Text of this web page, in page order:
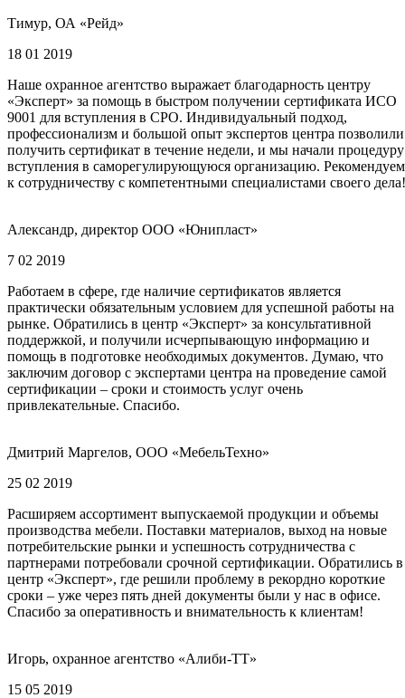
Тимур, ОА «Рейд»
18 01 2019
Наше охранное агентство выражает благодарность центру
«Эксперт» за помощь в быстром получении сертификата ИСО
9001 для вступления в СРО. Индивидуальный подход,
профессионализм и большой опыт экспертов центра позволили
получить сертификат в течение недели, и мы начали процедуру
вступления в саморегулирующуюся организацию. Рекомендуем
к сотрудничеству с компетентными специалистами своего дела!
Александр, директор ООО «Юнипласт»
7 02 2019
Работаем в сфере, где наличие сертификатов является
практически обязательным условием для успешной работы на
рынке. Обратились в центр «Эксперт» за консультативной
поддержкой, и получили исчерпывающую информацию и
помощь в подготовке необходимых документов. Думаю, что
заключим договор с экспертами центра на проведение самой
сертификации – сроки и стоимость услуг очень
привлекательные. Спасибо.
Дмитрий Маргелов, ООО «МебельТехно»
25 02 2019
Расширяем ассортимент выпускаемой продукции и объемы
производства мебели. Поставки материалов, выход на новые
потребительские рынки и успешность сотрудничества с
партнерами потребовали срочной сертификации. Обратились в
центр «Эксперт», где решили проблему в рекордно короткие
сроки – уже через пять дней документы были у нас в офисе.
Спасибо за оперативность и внимательность к клиентам!
Игорь, охранное агентство «Алиби-ТТ»
15 05 2019